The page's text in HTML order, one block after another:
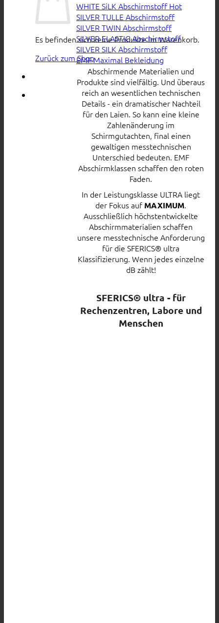
Es befinden sich keine Produkte im Warenkorb.
Zurück zum Shop
WHITE SiLK Abschirmstoff
SILVER TULLE Abschirmstoff
SILVER TWIN Abschirmstoff
SILVER ELASTIC Abschirmstoff
SILVER SILK Abschirmstoff
EMF Maximal Bekleidung
Abschirmende Materialien und
Produkte sind vielfältig. Und überaus
reich an wesentlichen technischen
Details - ein dramatischer Nachteil
für den Laien. So kann eine kleine
Zahlenänderung im
Schirmgutachten, final einen
gewaltigen messtechnischen
Unterschied bedeuten. EMF
Abschirmklassen schaffen den roten
Faden.
In der Leistungsklasse ULTRA liegt
der Fokus auf MAXIMUM.
Ausschließlich höchstentwickelte
Abschirmmaterialien schaffen
unsere messtechnische Anforderung
für die SFERICS® ultra
Klassifizierung. Wenn jedes einzelne
dB zählt!
SFERICS® ultra - für
Rechenzentren, Labore und
Menschen